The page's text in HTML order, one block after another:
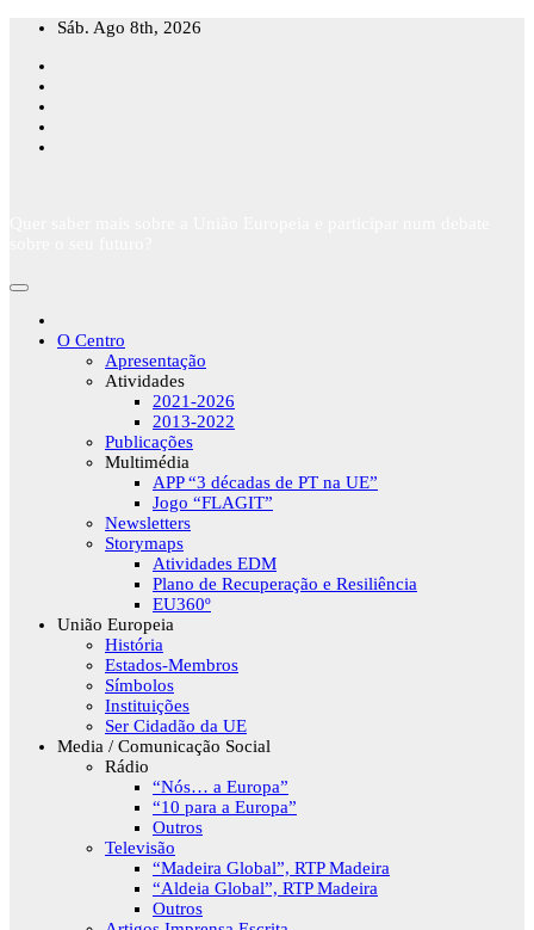
Skip
content
Sáb. Ago 8th, 2026
O Centro
Apresentação
Atividades
2021-2026
2013-2022
Publicações
Multimédia
APP “3 décadas de PT na UE”
Jogo “FLAGIT”
Newsletters
Storymaps
Atividades EDM
Plano de Recuperação e Resiliência
EU360º
União Europeia
História
Estados-Membros
Símbolos
Instituições
Ser Cidadão da UE
Media / Comunicação Social
Rádio
“Nós… a Europa”
“10 para a Europa”
Outros
Televisão
“Madeira Global”, RTP Madeira
“Aldeia Global”, RTP Madeira
Outros